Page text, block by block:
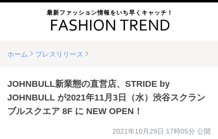
最新ファッション情報をいち早くキャッチ！
ホーム プレスリリース
JOHNBULL新業態の直営店、STRIDE by
JOHNBULL が2021年11月3日（水）渋谷スクラン
ブルスクエア 8F に NEW OPEN！
2021年10月29日 17時05分 公開